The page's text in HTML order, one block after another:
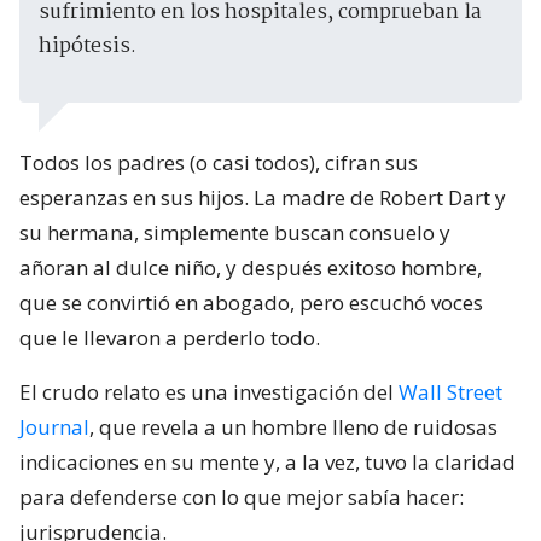
sufrimiento en los hospitales, comprueban la
hipótesis.
Todos los padres (o casi todos), cifran sus
esperanzas en sus hijos. La madre de Robert Dart y
su hermana, simplemente buscan consuelo y
añoran al dulce niño, y después exitoso hombre,
que se convirtió en abogado, pero escuchó voces
que le llevaron a perderlo todo.
El crudo relato es una investigación del Wall Street
Journal, que revela a un hombre lleno de ruidosas
indicaciones en su mente y, a la vez, tuvo la claridad
para defenderse con lo que mejor sabía hacer:
jurisprudencia.